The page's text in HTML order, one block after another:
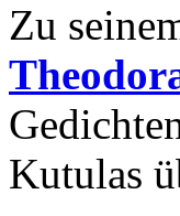
Zu
Kutulas